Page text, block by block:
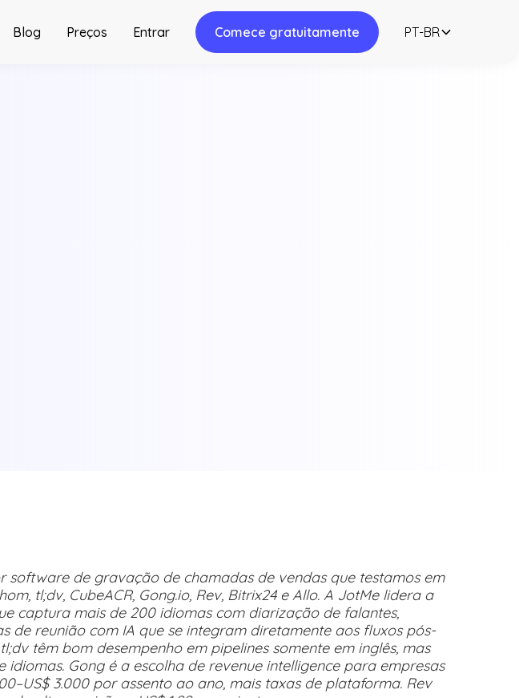
Blog Preços Entrar Comece gratuitamente PT-BR
software de gravação de chamadas de vendas que testamos em
tl;dv, CubeACR, Gong.io, Rev, Bitrix24 e Allo. A JotMe lidera a
captura mais de 200 idiomas com diarização de falantes,
de reunião com IA que se integram diretamente aos fluxos pós-
têm bom desempenho em pipelines somente em inglês, mas
idiomas. Gong é a escolha de revenue intelligence para empresas
3.000 por assento ao ano, mais taxas de plataforma. Rev